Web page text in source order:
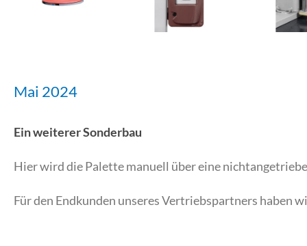
Mai 2024
Ein weiterer Sonderbau
Hier wird die Palette manuell über eine
Für den Endkunden unseres Vertriebspartners haben